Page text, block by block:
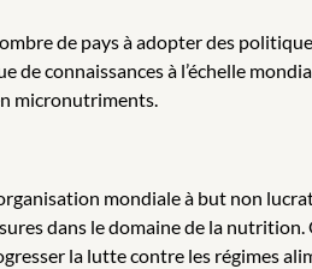
de pays à adopter des
connaissances à l’échelle
micronutriments.
mondiale à but non
dans le domaine de la
la lutte contre les régimes